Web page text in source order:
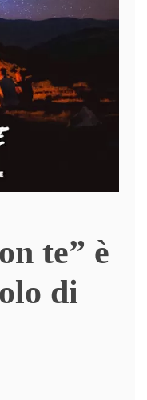
te” è
di